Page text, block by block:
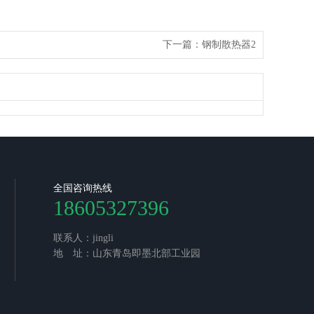
下一篇： 钢制散热器2
全国咨询热线
18605327396
联系人：jingli
地 址：山东青岛即墨北部工业园